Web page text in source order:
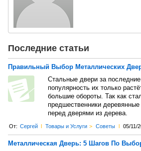
Последние статьи
Правильный Выбор Металлических
Стальные двери за
популярность их только
большие обороты. Так как
предшественники
перед дверями из дерева.
От: Сергей l Товары и Услуги > Советы l 05/11/
Металлическая Дверь: 5 Шагов По